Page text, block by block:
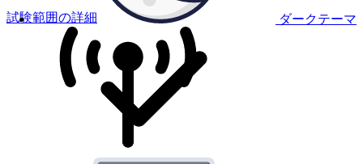
ダークテーマ
試験範囲の詳細